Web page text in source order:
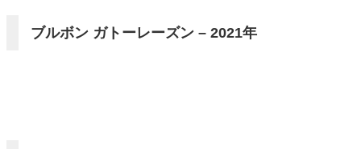
ブルボン ガトーレーズン – 2021年